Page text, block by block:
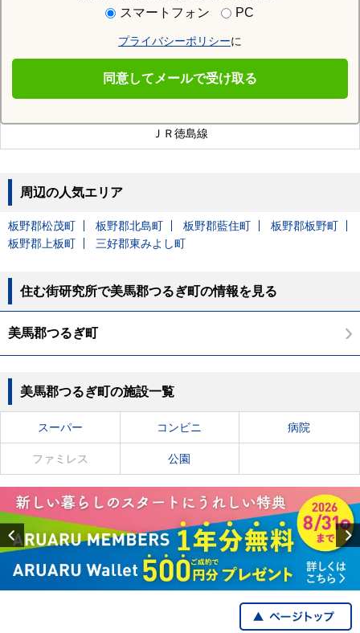
スマートフォン PC
プライバシーポリシーに
同意してメールで受け取る
美馬郡つるぎ町を通る沿線
ＪＲ徳島線
周辺の人気エリア
板野郡松茂町 板野郡北島町 板野郡藍住町
板野郡板野町
板野郡上板町
三好郡東みよし町
住む街研究所で美馬郡つるぎ町の情報を見る
美馬郡つるぎ町
美馬郡つるぎ町の施設一覧
スーパー コンビニ 病院
ファミレス 公園
Previous